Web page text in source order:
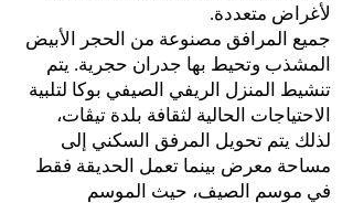
لأغراض متعددة.
جميع المرافق مصنوعة من الحجر الأبيض
المشذب وتحيط بها جدران حجرية. يتم
تنشيط المنزل الريفي الصيفي بوكا لتلبية
الاحتياجات الحالية لثقافة بلدة تيڤات،
لذلك يتم تحويل المرفق السكني إلى
مساحة معرض بينما تعمل الحديقة فقط
في موسم الصيف، حيث الموسم